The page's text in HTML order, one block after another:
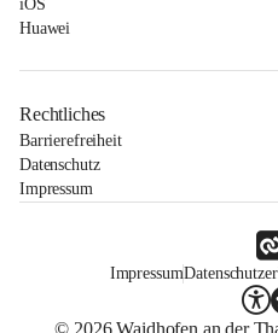
iOS
Huawei
Rechtliches
Barrierefreiheit
Datenschutz
Impressum
Impressum
© 2026 Waidhofen an der